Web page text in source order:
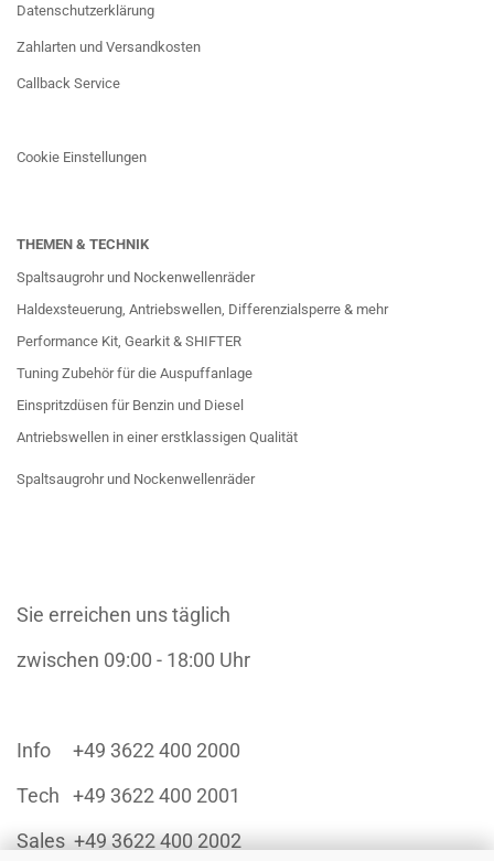
Datenschutzerklärung
Zahlarten und Versandkosten
Callback Service
Cookie Einstellungen
THEMEN & TECHNIK
Spaltsaugrohr und Nockenwellenräder
Haldexsteuerung, Antriebswellen, Differenzialsperre & mehr
Performance Kit, Gearkit & SHIFTER
Tuning Zubehör für die Auspuffanlage
Einspritzdüsen für Benzin und Diesel
Antriebswellen in einer erstklassigen Qualität
Spaltsaugrohr und Nockenwellenräder
Sie erreichen uns täglich
zwischen 09:00 - 18:00 Uhr
Info +49 3622 400 2000
Tech +49 3622 400 2001
Sales +49 3622 400 2002